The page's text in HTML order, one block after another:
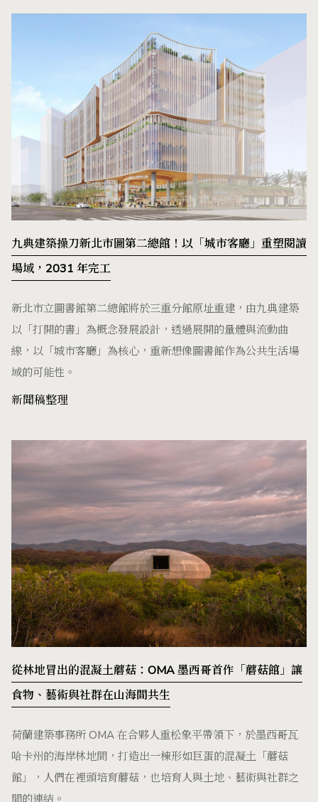
九典建築操刀新北市圖第二總館！以「城市客廳」重塑閱讀
場域，2031 年完工
新北市立圖書館第二總館將於三重分館原址重建，由九典建築
以「打開的書」為概念發展設計，透過展開的量體與流動曲
線，以「城市客廳」為核心，重新想像圖書館作為公共生活場
域的可能性。
新聞稿整理
從林地冒出的混凝土蘑菇：OMA 墨西哥首作「蘑菇館」讓
食物、藝術與社群在山海間共生
荷蘭建築事務所 OMA 在合夥人重松象平帶領下，於墨西哥瓦
哈卡州的海岸林地間，打造出一棟形如巨蛋的混凝土「蘑菇
館」，人們在裡頭培育蘑菇，也培育人與土地、藝術與社群之
間的連結。